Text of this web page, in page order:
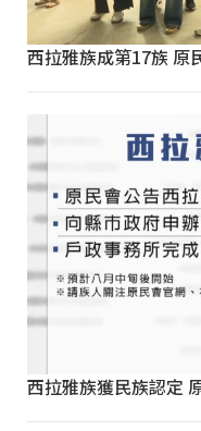
西拉雅族成第17族 原
西拉雅族獲民族認定